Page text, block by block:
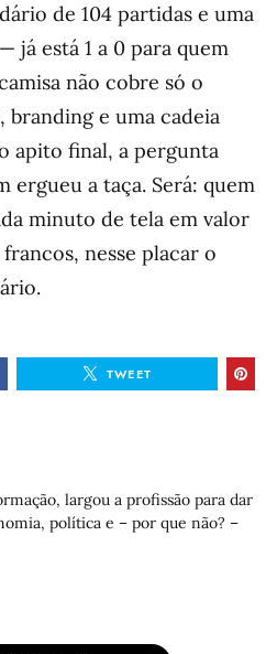
de 104 partidas e uma
já está 1 a 0 para quem
não cobre só o
branding e uma cadeia
apito final, a pergunta
ergueu a taça. Será: quem
minuto de tela em valor
nesse placar o
TWEET
largou a profissão para dar
política e – por que não? –